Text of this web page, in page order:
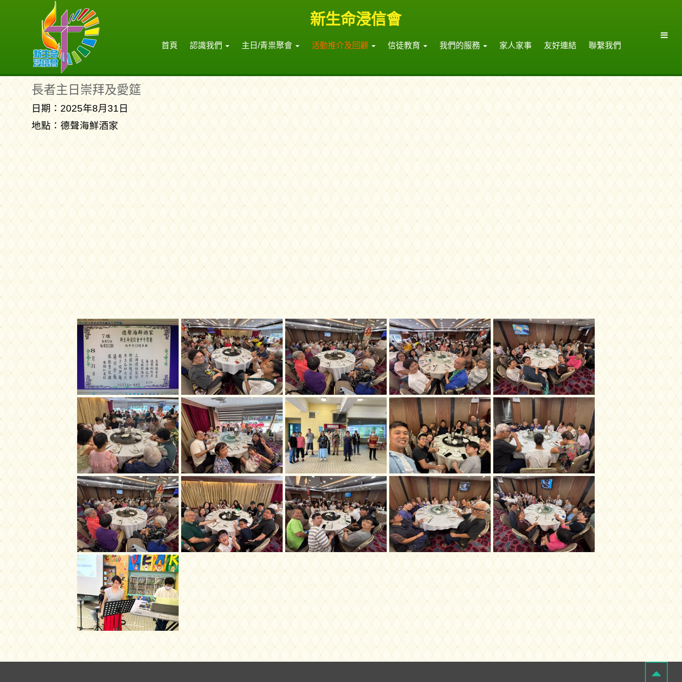
新生命浸信會
首頁 認識我們 主日/青祟聚會 活動推介及回顧 信徒教育 我們的服務 家人家事 友好連結 聯繫我們
長者主日崇拜及愛筵
日期：2025年8月31日
地點：德聲海鮮酒家